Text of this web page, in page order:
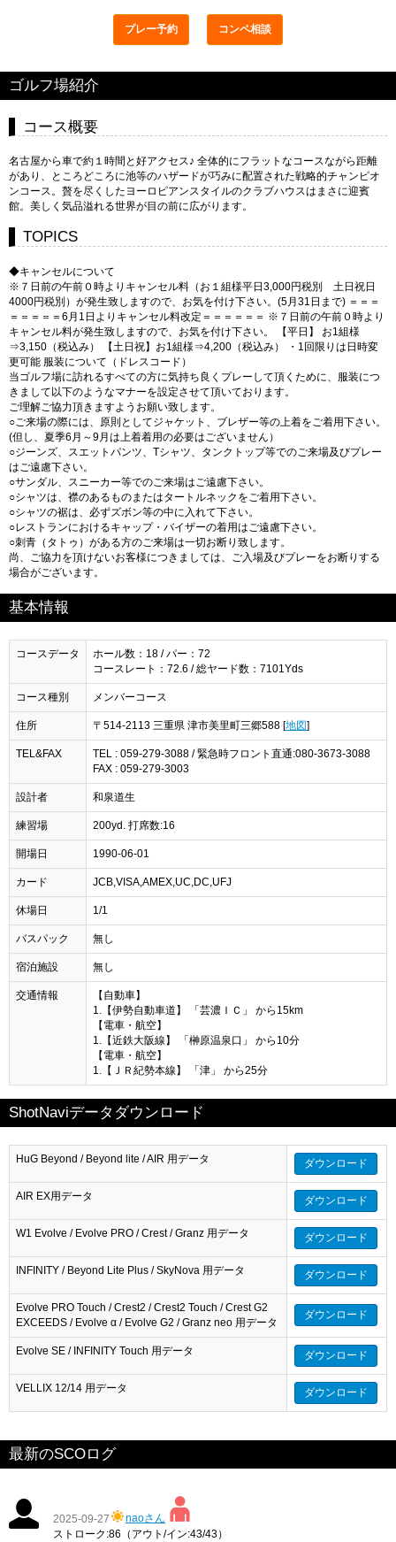
プレー予約 コンペ相談
ゴルフ場紹介
コース概要
名古屋から車で約１時間と好アクセス♪ 全体的にフラットなコースながら距離
があり、ところどころに池等のハザードが巧みに配置された戦略的チャンピオ
ンコース。贅を尽くしたヨーロピアンスタイルのクラブハウスはまさに迎賓
館。美しく気品溢れる世界が目の前に広がります。
TOPICS
◆キャンセルについて
※７日前の午前０時よりキャンセル料（お１組様平日3,000円税別 土日祝日
4000円税別）が発生致しますので、お気を付け下さい。(5月31日まで) ＝＝＝
＝＝＝＝＝6月1日よりキャンセル料改定＝＝＝＝＝＝ ※７日前の午前０時より
キャンセル料が発生致しますので、お気を付け下さい。 【平日】 お1組様
⇒3,150（税込み） 【土日祝】お1組様⇒4,200（税込み） ・1回限りは日時変
更可能 服装について（ドレスコード）
当ゴルフ場に訪れるすべての方に気持ち良くプレーして頂くために、服装につ
きまして以下のようなマナーを設定させて頂いております。
ご理解ご協力頂きますようお願い致します。
○ご来場の際には、原則としてジャケット、ブレザー等の上着をご着用下さい。
(但し、夏季6月～9月は上着着用の必要はございません）
○ジーンズ、スエットパンツ、Tシャツ、タンクトップ等でのご来場及びプレー
はご遠慮下さい。
○サンダル、スニーカー等でのご来場はご遠慮下さい。
○シャツは、襟のあるものまたはタートルネックをご着用下さい。
○シャツの裾は、必ずズボン等の中に入れて下さい。
○レストランにおけるキャップ・バイザーの着用はご遠慮下さい。
○刺青（タトゥ）がある方のご来場は一切お断り致します。
尚、ご協力を頂けないお客様につきましては、ご入場及びプレーをお断りする
場合がございます。
基本情報
コースデータ
ホール数：18 / パー：72
コースレート：72.6 / 総ヤード数：7101Yds
コース種別 メンバーコース
住所 〒514-2113 三重県 津市美里町三郷588 [地図]
TEL&FAX
TEL : 059-279-3088 / 緊急時フロント直通:080-3673-3088
FAX : 059-279-3003
設計者 和泉道生
練習場 200yd. 打席数:16
開場日 1990-06-01
カード JCB,VISA,AMEX,UC,DC,UFJ
休場日 1/1
バスパック 無し
宿泊施設 無し
交通情報
【自動車】
1.【伊勢自動車道】 「芸濃ＩＣ」 から15km
【電車・航空】
1.【近鉄大阪線】 「榊原温泉口」 から10分
【電車・航空】
1.【ＪＲ紀勢本線】 「津」 から25分
ShotNaviデータダウンロード
HuG Beyond / Beyond lite / AIR 用データ ダウンロード
AIR EX用データ ダウンロード
W1 Evolve / Evolve PRO / Crest / Granz 用データ ダウンロード
INFINITY / Beyond Lite Plus / SkyNova 用データ ダウンロード
Evolve PRO Touch / Crest2 / Crest2 Touch / Crest G2
EXCEEDS / Evolve α / Evolve G2 / Granz neo 用データ
ダウンロード
Evolve SE / INFINITY Touch 用データ ダウンロード
VELLIX 12/14 用データ ダウンロード
最新のSCOログ
2025-09-27
naoさん
ストローク:86（アウト/イン:43/43）